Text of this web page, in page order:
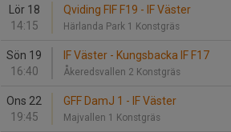
Lör 18
14:15
Qviding FIF F19 - IF Väster
Härlanda Park 1 Konstgräs
Sön 19
16:40
IF Väster - Kungsbacka IF F17
Åkeredsvallen 2 Konstgräs
Ons 22
19:45
GFF DamJ 1 - IF Väster
Majvallen 1 Konstgräs